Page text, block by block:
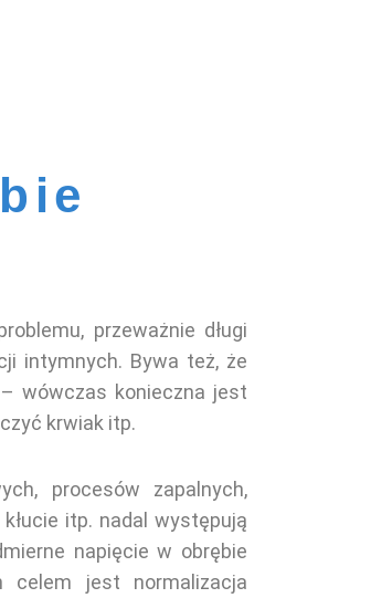
przeważnie długi
intymnych. Bywa też, że
wówczas konieczna jest
krwiak itp.
procesów zapalnych,
itp. nadal występują
napięcie w obrębie
celem jest normalizacja